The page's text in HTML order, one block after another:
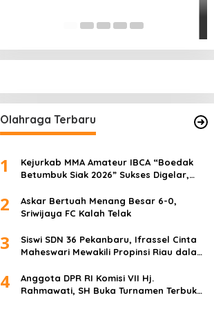
Olahraga Terbaru
1
Kejurkab MMA Amateur IBCA “Boedak
Betumbuk Siak 2026” Sukses Digelar,
2
Askar Bertuah Menang Besar 6-0,
Sriwijaya FC Kalah Telak
3
Siswi SDN 36 Pekanbaru, Ifrassel Cinta
Maheswari Mewakili Propinsi Riau dalam
Senam Putri
4
Anggota DPR RI Komisi VII Hj.
Rahmawati, SH Buka Turnamen Terbuka